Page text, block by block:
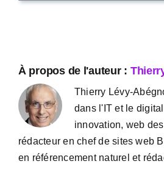
À propos de l'auteur :
Thierry Lévy-
dans l'IT et le
innovation, web
rédacteur en chef de sites web
en référencement naturel et